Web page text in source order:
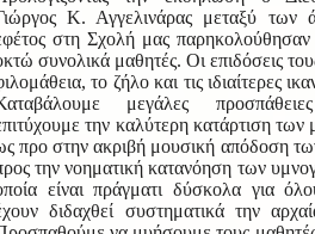
Κ. Αγγελινάρας μεταξύ των
στη Σχολή μας παρηκολούθησαν
συνολικά μαθητές. Οι επιδόσεις
το ζήλο και τις ιδιαίτερες
μεγάλες
την καλύτερη κατάρτιση
προ στην ακριβή μουσική απόδοση
την νοηματική κατανόηση των
είναι πράγματι δύσκολα για
διδαχθεί συστηματικά την